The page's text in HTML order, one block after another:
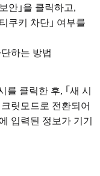
안｣을 클릭하고,
쿠키 차단｣ 여부를
하는 방법
클릭한 후, ｢새 시
릿모드로 전환되어
입력된 정보가 기기